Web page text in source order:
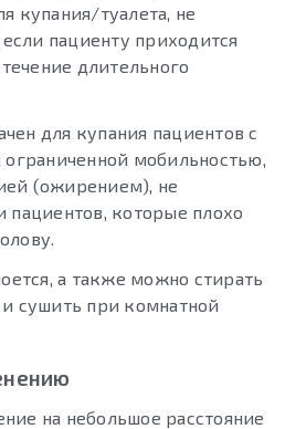
купания/туалета, не
пациенту приходится
длительного
для купания пациентов с
ограниченной мобильностью,
(ожирением), не
пациентов, которые плохо
а также можно стирать
сушить при комнатной
на небольшое расстояние